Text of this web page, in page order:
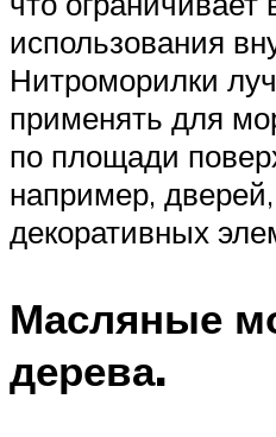
использования
Нитроморилки
применять для
по площади
например,
декоративных
Масляные
дерева.